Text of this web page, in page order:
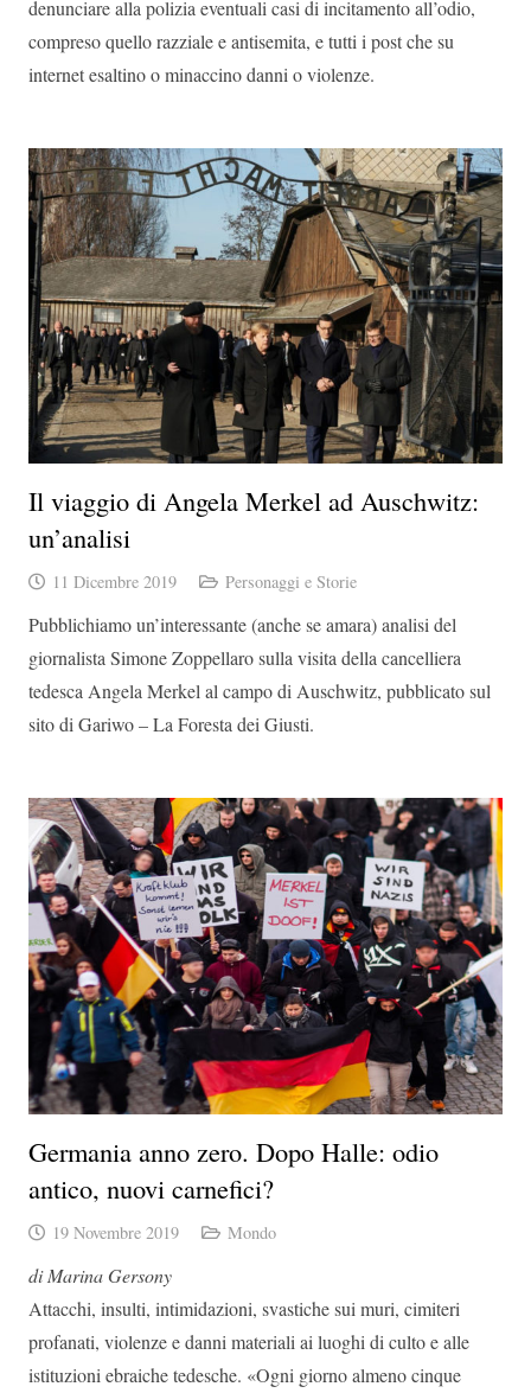
denunciare alla polizia eventuali casi di incitamento all’odio,
compreso quello razziale e antisemita, e tutti i post che su
internet esaltino o minaccino danni o violenze.
Il viaggio di Angela Merkel ad Auschwitz:
un’analisi
11 Dicembre 2019 Personaggi e Storie
Pubblichiamo un’interessante (anche se amara) analisi del
giornalista Simone Zoppellaro sulla visita della cancelliera
tedesca Angela Merkel al campo di Auschwitz, pubblicato sul
sito di Gariwo – La Foresta dei Giusti.
Germania anno zero. Dopo Halle: odio
antico, nuovi carnefici?
19 Novembre 2019 Mondo
di Marina Gersony
Attacchi, insulti, intimidazioni, svastiche sui muri, cimiteri
profanati, violenze e danni materiali ai luoghi di culto e alle
istituzioni ebraiche tedesche. «Ogni giorno almeno cinque